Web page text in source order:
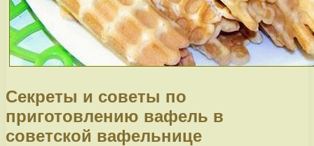
Секреты и советы по
приготовлению вафель в
советской вафельнице